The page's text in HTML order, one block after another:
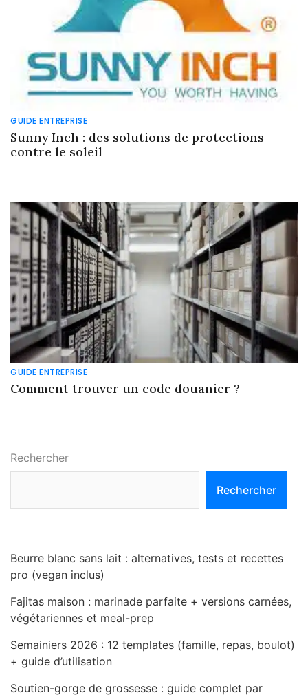
GUIDE ENTREPRISE
Sunny Inch : des solutions de protections
contre le soleil
GUIDE ENTREPRISE
Comment trouver un code douanier ?
Rechercher
Rechercher
Beurre blanc sans lait : alternatives, tests et recettes
pro (vegan inclus)
Fajitas maison : marinade parfaite + versions carnées,
végétariennes et meal-prep
Semainiers 2026 : 12 templates (famille, repas, boulot)
+ guide d’utilisation
Soutien-gorge de grossesse : guide complet par